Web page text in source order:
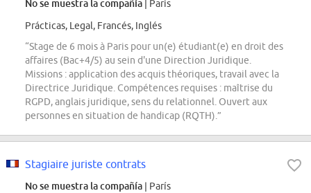
No se muestra la compañía | París
Prácticas, Legal, Francés, Inglés
“Stage de 6 mois à Paris pour un(e) étudiant(e) en droit des
affaires (Bac+4/5) au sein d'une Direction Juridique.
Missions : application des acquis théoriques, travail avec la
Directrice Juridique. Compétences requises : maîtrise du
RGPD, anglais juridique, sens du relationnel. Ouvert aux
personnes en situation de handicap (RQTH).”
Stagiaire juriste contrats
No se muestra la compañía | París